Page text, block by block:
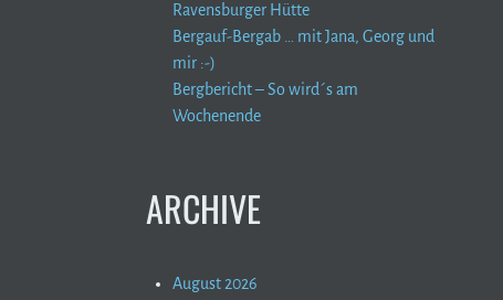
Ravensburger Hütte
Bergauf-Bergab … mit Jana, Georg und
mir :-)
Bergbericht – So wird´s am
Wochenende
ARCHIVE
August 2026